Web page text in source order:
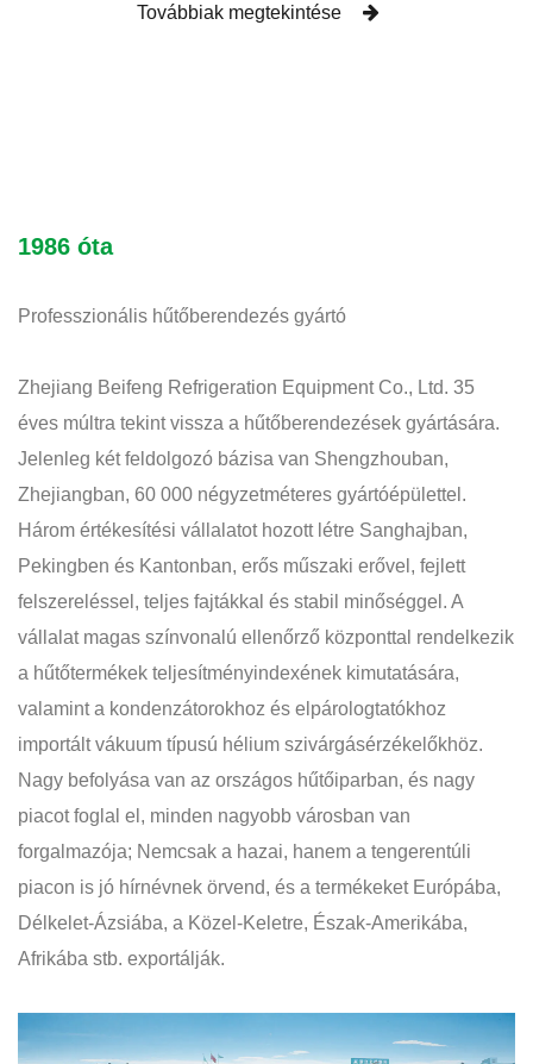
Továbbiak megtekintése
1986 óta
Professzionális hűtőberendezés gyártó
Zhejiang Beifeng Refrigeration Equipment Co., Ltd. 35
éves múltra tekint vissza a hűtőberendezések gyártására.
Jelenleg két feldolgozó bázisa van Shengzhouban,
Zhejiangban, 60 000 négyzetméteres gyártóépülettel.
Három értékesítési vállalatot hozott létre Sanghajban,
Pekingben és Kantonban, erős műszaki erővel, fejlett
felszereléssel, teljes fajtákkal és stabil minőséggel. A
vállalat magas színvonalú ellenőrző központtal rendelkezik
a hűtőtermékek teljesítményindexének kimutatására,
valamint a kondenzátorokhoz és elpárologtatókhoz
importált vákuum típusú hélium szivárgásérzékelőkhöz.
Nagy befolyása van az országos hűtőiparban, és nagy
piacot foglal el, minden nagyobb városban van
forgalmazója; Nemcsak a hazai, hanem a tengerentúli
piacon is jó hírnévnek örvend, és a termékeket Európába,
Délkelet-Ázsiába, a Közel-Keletre, Észak-Amerikába,
Afrikába stb. exportálják.